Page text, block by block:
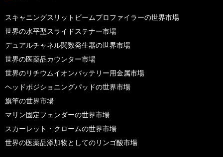
スキャニングスリットビームプロファイラーの世界市場
世界の水平型スライドステナー市場
デュアルチャネル関数発生器の世界市場
世界の医薬品カウンター市場
世界のリチウムイオンバッテリー用金属市場
ヘッドポジショニングパッドの世界市場
旗竿の世界市場
マリン固定フェンダーの世界市場
スカーレット・クロームの世界市場
世界の医薬品添加物としてのリンゴ酸市場